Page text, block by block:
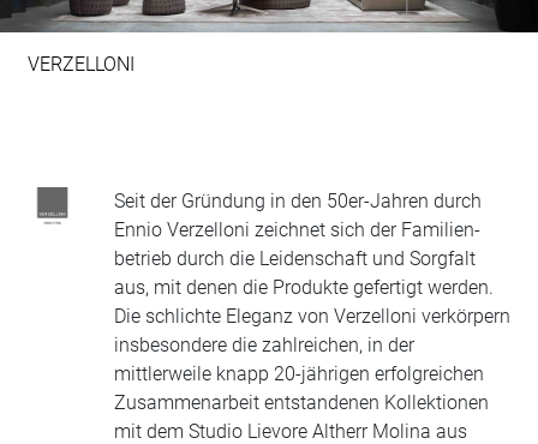
VERZELLONI
Seit der Gründung in den 50er-Jahren durch
Ennio Verzelloni zeichnet sich der Familien-
betrieb durch die Leidenschaft und Sorgfalt
aus, mit denen die Produkte gefertigt werden.
Die schlichte Eleganz von Verzelloni verkörpern
insbesondere die zahlreichen, in der
mittlerweile knapp 20-jährigen erfolgreichen
Zusammenarbeit entstandenen Kollektionen
mit dem Studio Lievore Altherr Molina aus